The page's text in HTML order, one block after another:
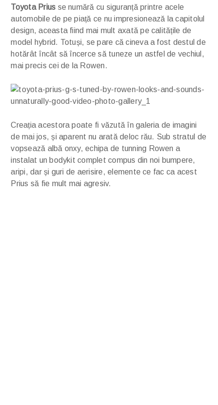
Toyota Prius se numără cu siguranță printre acele
automobile de pe piață ce nu impresionează la capitolul
design, aceasta fiind mai mult axată pe calitățile de
model hybrid. Totuși, se pare că cineva a fost destul de
hotărât încât să încerce să tuneze un astfel de vechiul,
mai precis cei de la Rowen.
Creația acestora poate fi văzută în galeria de imagini
de mai jos, și aparent nu arată deloc rău. Sub stratul de
vopsează albă onxy, echipa de tunning Rowen a
instalat un bodykit complet compus din noi bumpere,
aripi, dar și guri de aerisire, elemente ce fac ca acest
Prius să fie mult mai agresiv.